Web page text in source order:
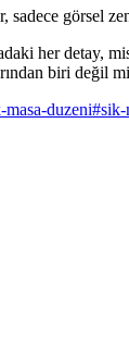
görsel
her detay,
biri değil
masa-duzeni#sik-